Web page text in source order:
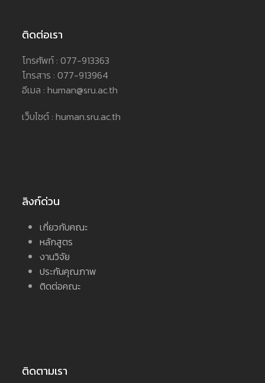
ติดต่อเรา
โทรศัพท์ : 077-913363
โทรสาร : 077-913964
อีเมล : human@sru.ac.th
เว็บไซต์ : human.sru.ac.th
ลิงก์ด่วน
เกี่ยวกับคณะ
หลักสูตร
งานวิจัย
ประกันคุณภาพ
ติดต่อคณะ
ติดตามเรา